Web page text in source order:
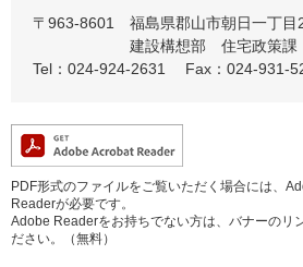
〒963-8601
福島県郡山市朝日一丁目
建設構想部 住宅政策課
Tel：024-924-2631
Fax：024-931-
PDF形式のファイルをご覧いただく場合には、
Readerが必要です。
Adobe Readerをお持ちでない方は、バナーのリ
ださい。（無料）